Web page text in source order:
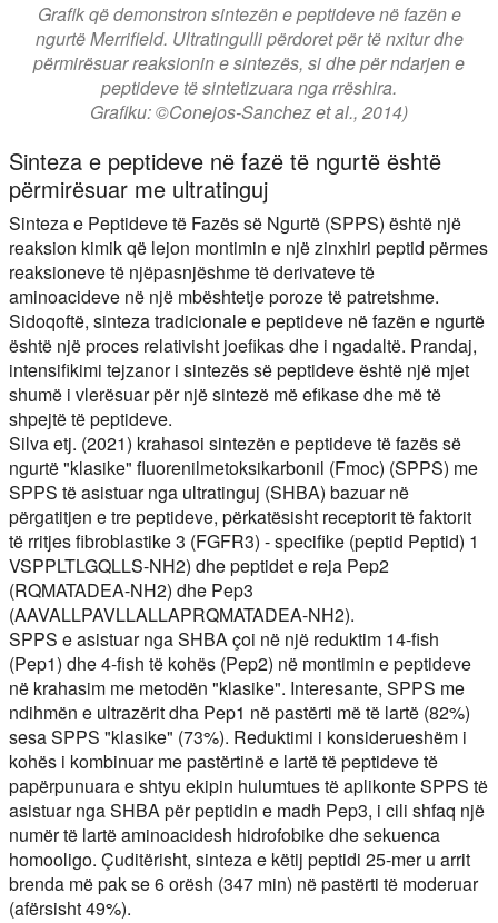
Grafik që demonstron sintezën e peptideve në fazën e
ngurtë Merrifield. Ultratingulli përdoret për të nxitur dhe
përmirësuar reaksionin e sintezës, si dhe për ndarjen e
peptideve të sintetizuara nga rrëshira.
Grafiku: ©Conejos-Sanchez et al., 2014)
Sinteza e peptideve në fazë të ngurtë është
përmirësuar me ultratinguj
Sinteza e Peptideve të Fazës së Ngurtë (SPPS) është një
reaksion kimik që lejon montimin e një zinxhiri peptid përmes
reaksioneve të njëpasnjëshme të derivateve të
aminoacideve në një mbështetje poroze të patretshme.
Sidoqoftë, sinteza tradicionale e peptideve në fazën e ngurtë
është një proces relativisht joefikas dhe i ngadaltë. Prandaj,
intensifikimi tejzanor i sintezës së peptideve është një mjet
shumë i vlerësuar për një sintezë më efikase dhe më të
shpejtë të peptideve.
Silva etj. (2021) krahasoi sintezën e peptideve të fazës së
ngurtë "klasike" fluorenilmetoksikarbonil (Fmoc) (SPPS) me
SPPS të asistuar nga ultratinguj (SHBA) bazuar në
përgatitjen e tre peptideve, përkatësisht receptorit të faktorit
të rritjes fibroblastike 3 (FGFR3) - specifike (peptid Peptid) 1
VSPPLTLGQLLS-NH2) dhe peptidet e reja Pep2
(RQMATADEA-NH2) dhe Pep3
(AAVALLPAVLLALLAPRQMATADEA-NH2).
SPPS e asistuar nga SHBA çoi në një reduktim 14-fish
(Pep1) dhe 4-fish të kohës (Pep2) në montimin e peptideve
në krahasim me metodën "klasike". Interesante, SPPS me
ndihmën e ultrazërit dha Pep1 në pastërti më të lartë (82%)
sesa SPPS "klasike" (73%). Reduktimi i konsiderueshëm i
kohës i kombinuar me pastërtinë e lartë të peptideve të
papërpunuara e shtyu ekipin hulumtues të aplikonte SPPS të
asistuar nga SHBA për peptidin e madh Pep3, i cili shfaq një
numër të lartë aminoacidesh hidrofobike dhe sekuenca
homooligo. Çuditërisht, sinteza e këtij peptidi 25-mer u arrit
brenda më pak se 6 orësh (347 min) në pastërti të moderuar
(afërsisht 49%).